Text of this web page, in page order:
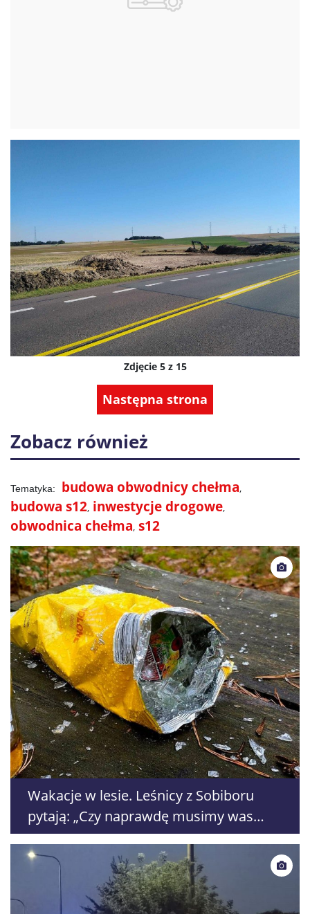
Zdjęcie 5 z 15
Następna strona
Zobacz również
budowa obwodnicy chełma
budowa s12 inwestycje drogowe
obwodnica chełma s12
Wakacje w lesie. Leśnicy z Sobiboru
pytają: „Czy naprawdę musimy was
monitorować?”